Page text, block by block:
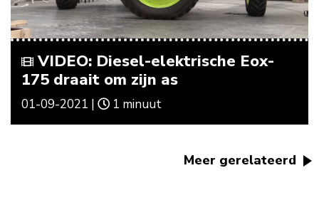
VIDEO: Diesel-elektrische Eox-
175 draait om zijn as
01-09-2021 | 1 minuut
Meer gerelateerd